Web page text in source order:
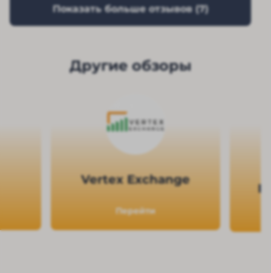
Показать больше отзывов (7)
Другие обзоры
Vertex Exchange
Перейти